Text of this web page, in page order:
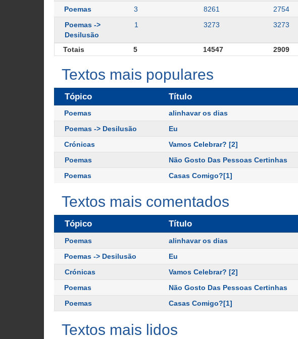
Poemas
3 8261 2754
Poemas ->
Desilusão
1 3273 3273
Totais 5 14547 2909
Textos mais populares
Tópico Título
Poemas alinhavar os dias
Poemas -> Desilusão
Eu
Crónicas
Vamos Celebrar? [2]
Poemas
Não Gosto Das Pessoas Certinhas
Poemas
Casas Comigo?[1]
Textos mais comentados
Tópico Título
Poemas alinhavar os dias
Poemas -> Desilusão
Eu
Crónicas
Vamos Celebrar? [2]
Poemas
Não Gosto Das Pessoas Certinhas
Poemas
Casas Comigo?[1]
Textos mais lidos